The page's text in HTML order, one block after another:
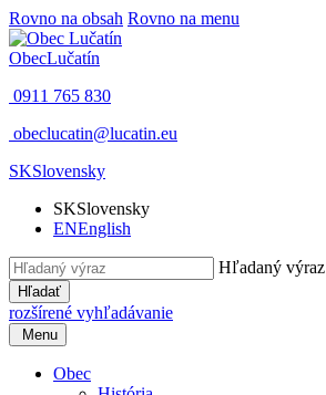
Rovno na obsah Rovno na menu
ObecLučatín
0911 765 830
obeclucatin@lucatin.eu
SKSlovensky
SKSlovensky
ENEnglish
Hľadaný výraz
Hľadať
rozšírené vyhľadávanie
Menu
Obec